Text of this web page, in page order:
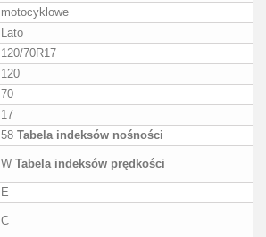
motocyklowe
Lato
120/70R17
120
70
17
58 Tabela indeksów nośności
W Tabela indeksów prędkości
E
C